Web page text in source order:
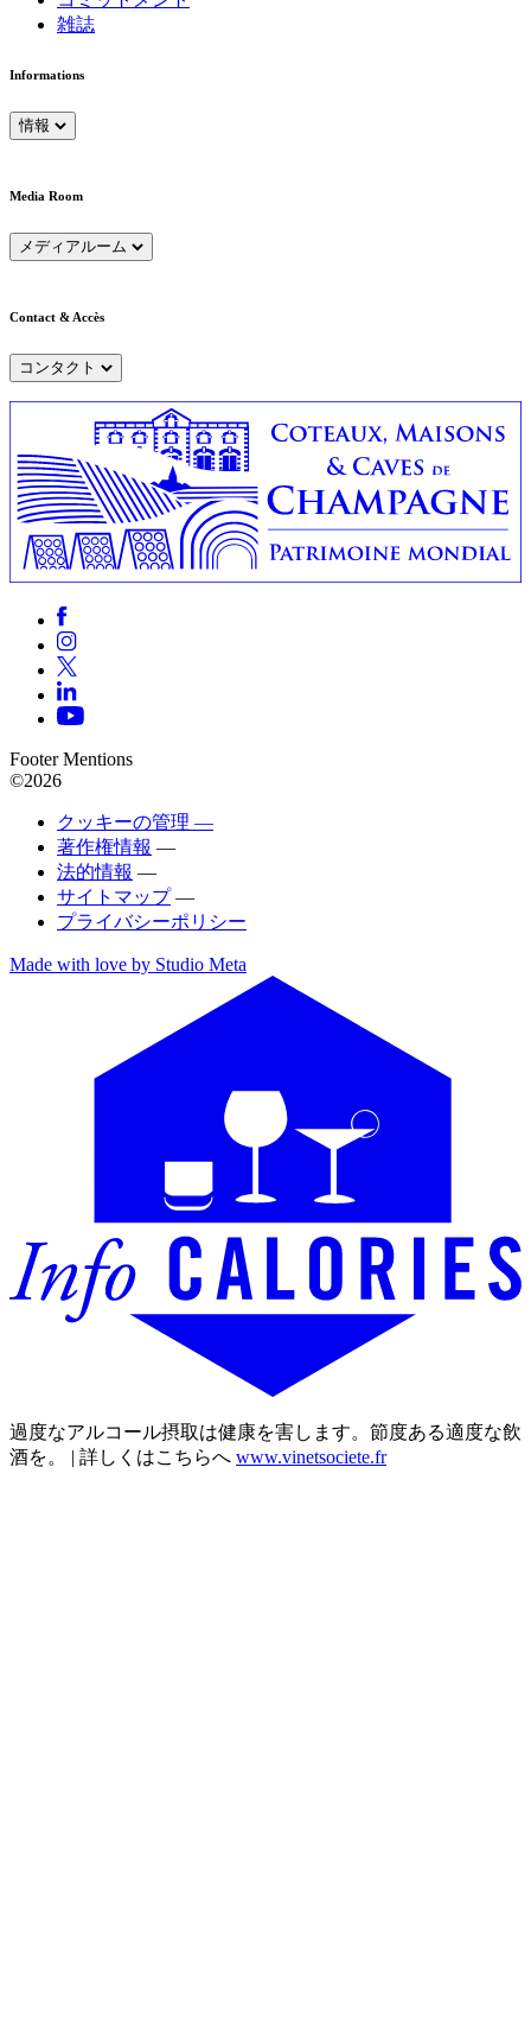
雑誌
Informations
情報
Media Room
メディアルーム
Contact & Accès
コンタクト
Footer Mentions
©2026
クッキーの管理 —
著作権情報 —
法的情報 —
サイトマップ —
プライバシーポリシー
Made with love by Studio Meta
過度なアルコール摂取は健康を害します。節度ある適度な飲
酒を。 | 詳しくはこちらへ www.vinetsociete.fr